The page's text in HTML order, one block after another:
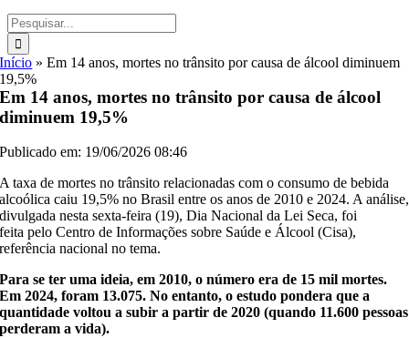
Buscar
resultados
para:
Início »Em 14 anos, mortes no trânsito por causa de álcool diminuem
19,5%
Em 14 anos, mortes no trânsito por causa de álcool
diminuem 19,5%
Publicado em: 19/06/2026 08:46
A taxa de mortes no trânsito relacionadas com o consumo de bebida
alcoólica caiu 19,5% no Brasil entre os anos de 2010 e 2024. A análise,
divulgada nesta sexta-feira (19), Dia Nacional da Lei Seca, foi
feita pelo Centro de Informações sobre Saúde e Álcool (Cisa),
referência nacional no tema.
Para se ter uma ideia, em 2010, o número era de 15 mil mortes.
Em 2024, foram 13.075. No entanto, o estudo pondera que a
quantidade voltou a subir a partir de 2020 (quando 11.600 pessoas
perderam a vida).